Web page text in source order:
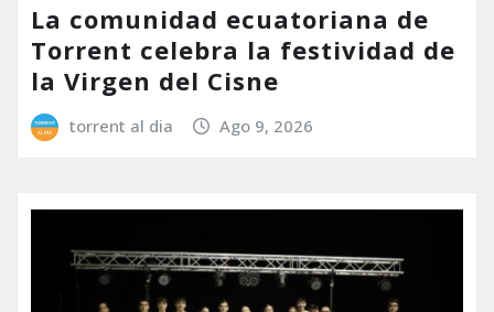
La comunidad ecuatoriana de
Torrent celebra la festividad de
la Virgen del Cisne
torrent al dia Ago 9, 2026